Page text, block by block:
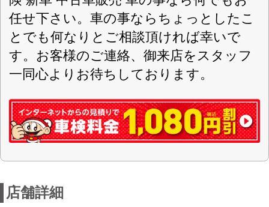
電話番号 0575-22-1362
FAX番号 0575-22-2385
URL https://kobac-seki01.com/
営業案内 8:30～18:30
定休日 日曜日・第2・4土曜日 GW・夏期休暇・
対応車種
軽自動車・乗用車・貨物車・単車・国産
車、外車全般
取扱車検 車検
スーパーテクノパック
ーン